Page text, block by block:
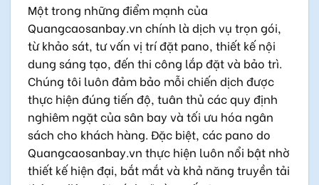
Một trong những điểm mạnh của
Quangcaosanbay.vn chính là dịch vụ trọn gói,
từ khảo sát, tư vấn vị trí đặt pano, thiết kế nội
dung sáng tạo, đến thi công lắp đặt và bảo trì.
Chúng tôi luôn đảm bảo mỗi chiến dịch được
thực hiện đúng tiến độ, tuân thủ các quy định
nghiêm ngặt của sân bay và tối ưu hóa ngân
sách cho khách hàng. Đặc biệt, các pano do
Quangcaosanbay.vn thực hiện luôn nổi bật nhờ
thiết kế hiện đại, bắt mắt và khả năng truyền tải